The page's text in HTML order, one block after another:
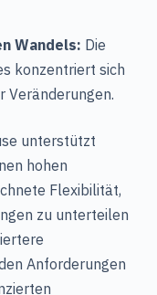
Wandels: Die
konzentriert sich
Veränderungen.
unterstützt
hohen
Flexibilität,
zu unterteilen
Anforderungen